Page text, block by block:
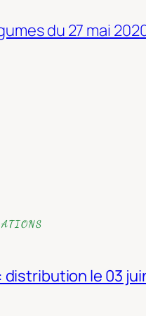
du 27 mai
distribution le 03